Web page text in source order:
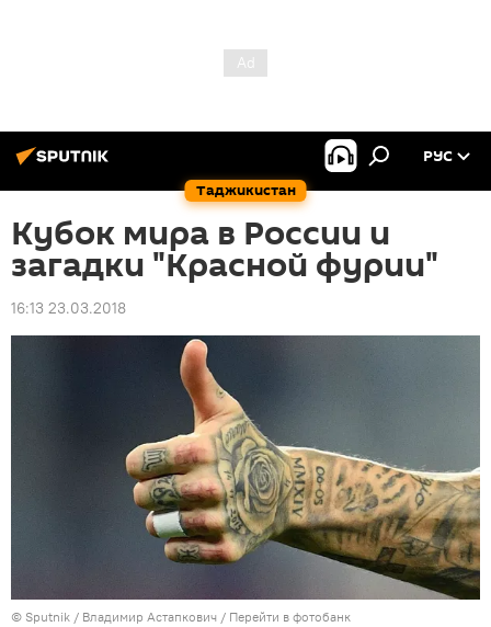
Таджикистан
РУС
Кубок мира в России и
загадки "Красной фурии"
16:13 23.03.2018
© Sputnik / Владимир Астапкович / Перейти в фотобанк